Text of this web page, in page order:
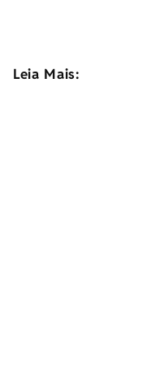
Leia Mais: